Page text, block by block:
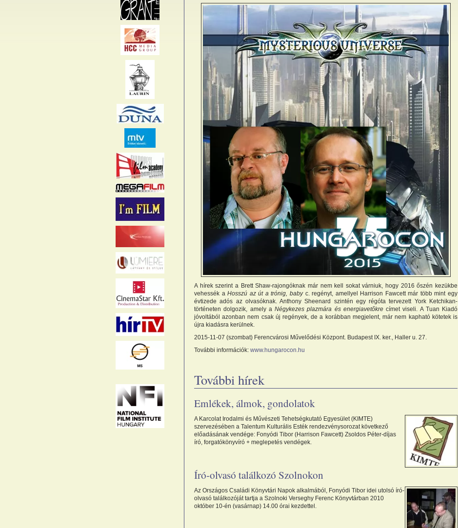
A hírek szerint a Brett Shaw-rajongóknak már nem kell sokat várniuk, hogy 2016 őszén kezükbe
vehessék aHosszú az út a trónig, babyc. regényt, amellyel Harrison Fawcett már több mint egy
évtizede adós az olvasóknak. Anthony Sheenard szintén egy régóta tervezett York Ketchikan-
történeten dolgozik, amely a Négykezes plazmára és energiavetőkrecímet viseli. A Tuan Kiadó
jóvoltából azonban nem csak új regények, de a korábban megjelent, már nem kapható kötetek is
újra kiadásra kerülnek.
2015-11-07 (szombat) Ferencvárosi Művelődési Központ. Budapest IX. ker., Haller u. 27.
További információk: www.hungarocon.hu
További hírek
Emlékek, álmok, gondolatok
A Karcolat Irodalmi és Művészeti Tehetségkutató Egyesület (KIMTE)
szervezésében a Talentum Kulturális Esték rendezvénysorozat következő
előadásának vendége: Fonyódi Tibor (Harrison Fawcett) Zsoldos Péter-díjas
író, forgatókönyvíró + meglepetés vendégek.
Író-olvasó találkozó Szolnokon
Az Országos Családi Könyvtári Napok alkalmából, Fonyódi Tibor idei utolsó író-
olvasó találkozóját tartja a Szolnoki Verseghy Ferenc Könyvtárban 2010
október 10-én (vasárnap) 14.00 órai kezdettel.